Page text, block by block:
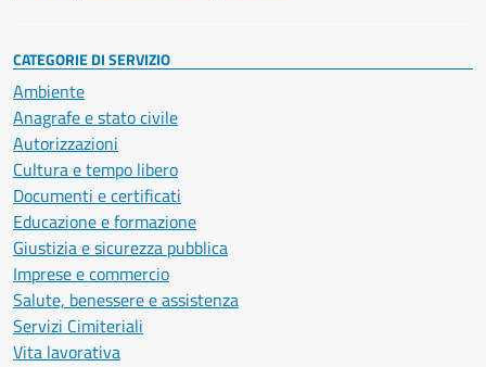
CATEGORIE DI SERVIZIO
Ambiente
Anagrafe e stato civile
Autorizzazioni
Cultura e tempo libero
Documenti e certificati
Educazione e formazione
Giustizia e sicurezza pubblica
Imprese e commercio
Salute, benessere e assistenza
Servizi Cimiteriali
Vita lavorativa